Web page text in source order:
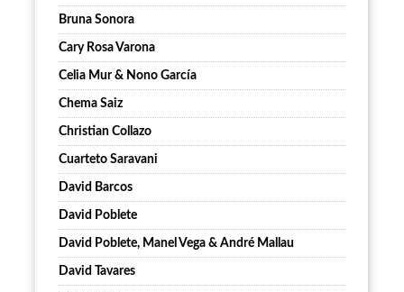
Bruna Sonora
Cary Rosa Varona
Celia Mur & Nono García
Chema Saiz
Christian Collazo
Cuarteto Saravani
David Barcos
David Poblete
David Poblete, Manel Vega & André Mallau
David Tavares